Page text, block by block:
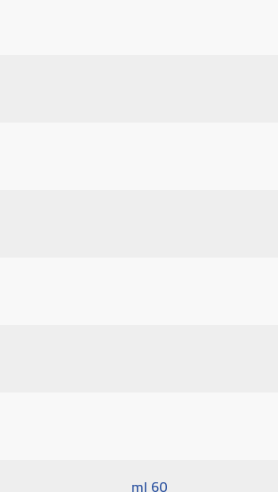
60 ml